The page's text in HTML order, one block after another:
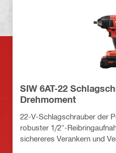
SIW 6AT-22
Drehmoment
22-V-Schlagschrauber der
robuster 1/2"-
sichereres Verankern und